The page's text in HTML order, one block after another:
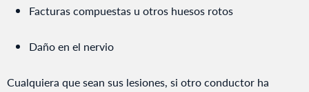
Facturas compuestas u otros huesos rotos
Daño en el nervio
Cualquiera que sean sus lesiones, si otro conductor ha